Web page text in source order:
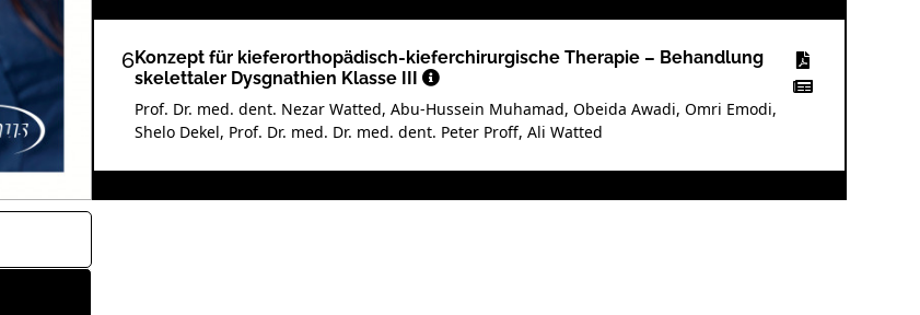
6Konzept für kieferorthopädisch-kieferchirurgische Therapie – Behandlung
skelettaler Dysgnathien Klasse III
Prof. Dr. med. dent. Nezar Watted, Abu-Hussein Muhamad, Obeida Awadi, Omri Emodi,
Shelo Dekel, Prof. Dr. med. Dr. med. dent. Peter Proff, Ali Watted